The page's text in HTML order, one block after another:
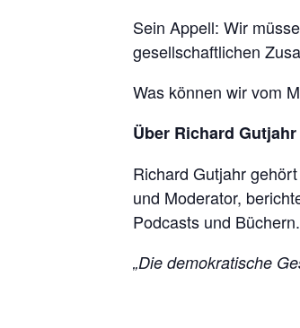
Sein Appell: Wir
gesellschaftlichen
Was können wir vom
Über Richard Gutjahr
Richard Gutjahr
und Moderator,
Podcasts und
„Die demokratische